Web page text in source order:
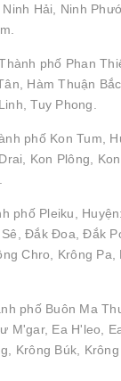
Hải, Ninh
phố Phan
Hàm Thuận
Tuy Phong.
phố Kon Tum,
Kon Plông, Kon
phố Pleiku,
Đắk Đoa, Đắk
Chro, Krông Pa,
phố Buôn Ma
M'gar, Ea H'leo,
Krông Búk,